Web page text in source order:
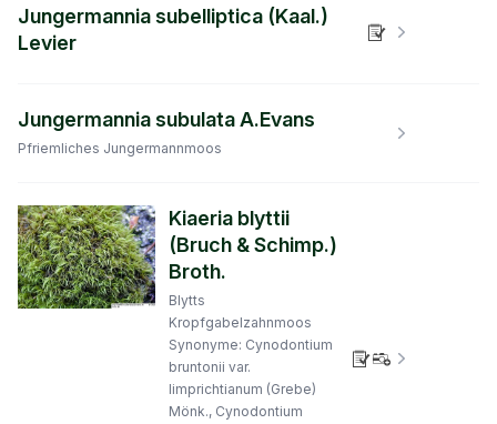
Jungermannia subelliptica (Kaal.)
Levier
Jungermannia subulata A.Evans
Pfriemliches Jungermannmoos
Kiaeria blyttii
(Bruch & Schimp.)
Broth.
Blytts
Kropfgabelzahnmoos
Synonyme: Cynodontium
bruntonii var.
limprichtianum (Grebe)
Mönk., Cynodontium